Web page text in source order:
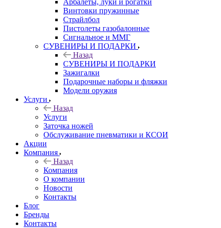
Арбалеты, луки и рогатки
Винтовки пружинные
Страйлбол
Пистолеты газобалонные
Сигнальное и ММГ
СУВЕНИРЫ И ПОДАРКИ
Назад
СУВЕНИРЫ И ПОДАРКИ
Зажигалки
Подарочные наборы и фляжки
Модели оружия
Услуги
Назад
Услуги
Заточка ножей
Обслуживание пневматики и КСОИ
Акции
Компания
Назад
Компания
О компании
Новости
Контакты
Блог
Бренды
Контакты